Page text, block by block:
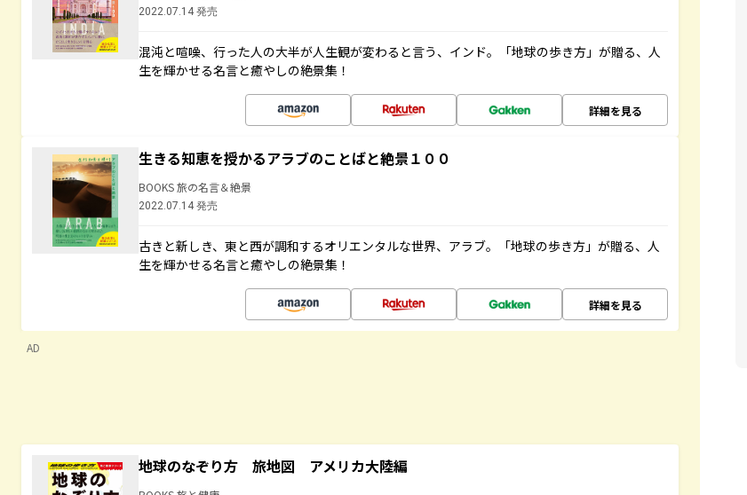
2022.07.14 発売
混沌と喧噪、行った人の大半が人生観が変わると言う、インド。「地球の歩き方」が贈る、人
生を輝かせる名言と癒やしの絶景集！
詳細を見る
生きる知恵を授かるアラブのことばと絶景１００
BOOKS 旅の名言＆絶景
2022.07.14 発売
古きと新しき、東と西が調和するオリエンタルな世界、アラブ。「地球の歩き方」が贈る、人
生を輝かせる名言と癒やしの絶景集！
詳細を見る
AD
地球のなぞり方 旅地図 アメリカ大陸編